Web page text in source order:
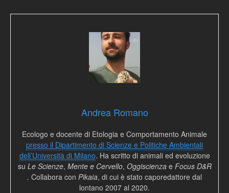
Andrea Romano
Ecologo e docente di Etologia e Comportamento Animale
presso il Dipartimento di Scienze e Politiche Ambientali
dell’Università di Milano. Ha scritto di animali ed evoluzione
su Le Scienze, Mente e Cervello, Oggiscienzae Focus D&R
. Collabora con Pikaia, di cui è stato caporedattore dal
lontano 2007 al 2020.